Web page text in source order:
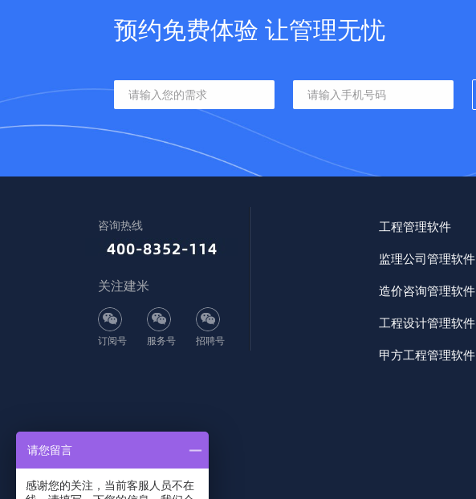
预约免费体验 让管理无忧
咨询热线
关注建米
订阅号 服务号 招聘号
工程管理软件
监理公司管理软件
造价咨询管理软件
工程设计管理软件
甲方工程管理软件
请您留言
感谢您的关注，当前客服人员不在